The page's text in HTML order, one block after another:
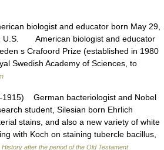
biologist and educator born May 29,
U.S. American biologist and educator
s Crafoord Prize (established in 1980
Swedish Academy of Sciences, to
German bacteriologist and Nobel
student, Silesian born Ehrlich
stains, and also a new variety of white
with Koch on staining tubercle bacillus,
History after the period of the Old Testament